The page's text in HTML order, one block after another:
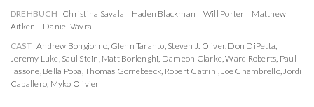
DREHBUCH Christina Savala Haden Blackman Will Porter
Matthew
Aitken
Daniel Vávra
CAST Andrew Bongiorno, Glenn Taranto, Steven J. Oliver, Don DiPetta,
Jeremy Luke, Saul Stein, Matt Borlenghi, Dameon Clarke,Ward Roberts, Paul
Tassone, Bella Popa,Thomas Gorrebeeck, Robert Catrini, Joe Chambrello,Jordi
Caballero, Myko Olivier